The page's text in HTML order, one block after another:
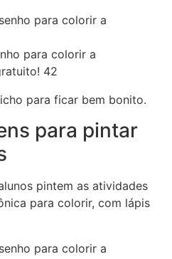
para colorir a
42
para ficar bem bonito.
para pintar
pintem as atividades
para colorir, com lápis